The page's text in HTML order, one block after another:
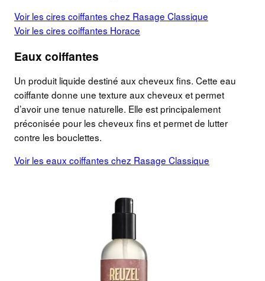
Voir les cires coiffantes chez Rasage Classique
Voir les cires coiffantes Horace
Eaux coiffantes
Un produit liquide destiné aux cheveux fins. Cette eau
coiffante donne une texture aux cheveux et permet
d’avoir une tenue naturelle. Elle est principalement
préconisée pour les cheveux fins et permet de lutter
contre les bouclettes.
Voir les eaux coiffantes chez Rasage Classique